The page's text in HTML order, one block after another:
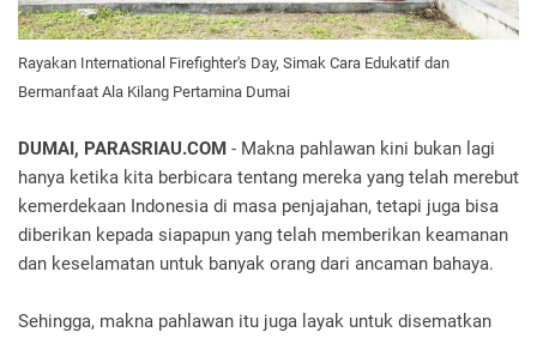
Rayakan International Firefighter's Day, Simak Cara Edukatif dan
Bermanfaat Ala Kilang Pertamina Dumai
DUMAI, PARASRIAU.COM - Makna pahlawan kini bukan lagi
hanya ketika kita berbicara tentang mereka yang telah merebut
kemerdekaan Indonesia di masa penjajahan, tetapi juga bisa
diberikan kepada siapapun yang telah memberikan keamanan
dan keselamatan untuk banyak orang dari ancaman bahaya.
Sehingga, makna pahlawan itu juga layak untuk disematkan